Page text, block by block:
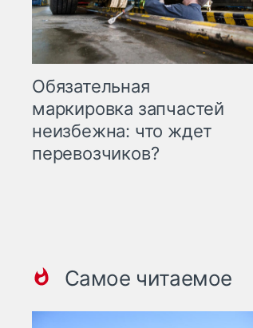
Обязательная
маркировка запчастей
неизбежна: что ждет
перевозчиков?
Самое читаемое